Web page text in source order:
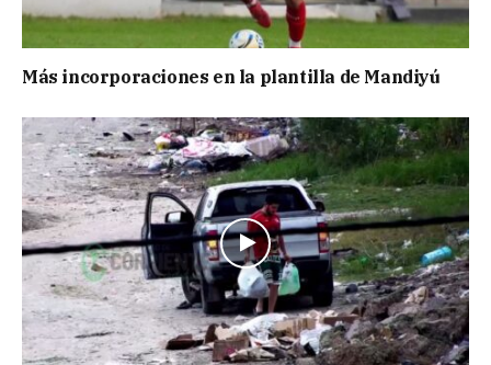
Más incorporaciones en la plantilla de Mandiyú